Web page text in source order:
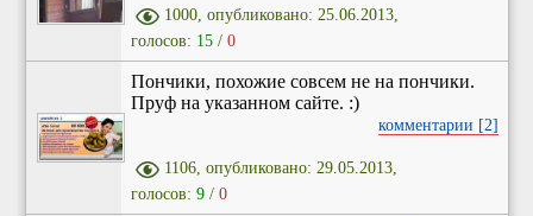
1000, опубликовано: 25.06.2013,
голосов: 15/ 0
Пончики, похожие совсем не на пончики.
Пруф на указанном сайте. :)
комментарии [2]
1106, опубликовано: 29.05.2013,
голосов: 9/ 0